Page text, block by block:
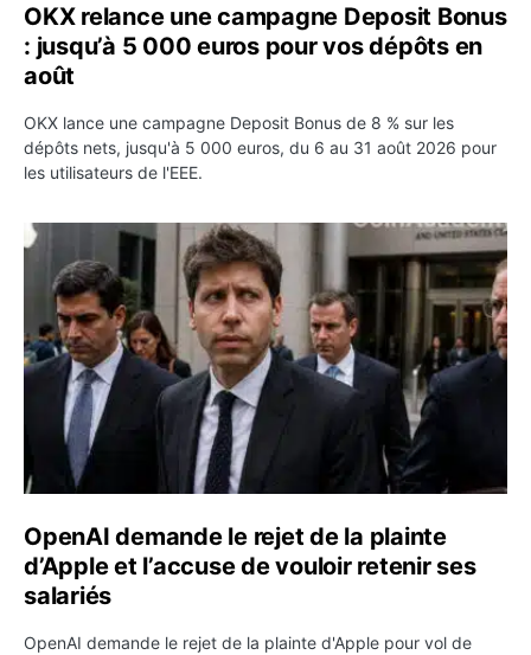
OKX relance une campagne Deposit Bonus
: jusqu’à 5 000 euros pour vos dépôts en
août
OKX lance une campagne Deposit Bonus de 8 % sur les
dépôts nets, jusqu'à 5 000 euros, du 6 au 31 août 2026 pour
les utilisateurs de l'EEE.
OpenAI demande le rejet de la plainte d’Apple et
OpenAI demande le rejet de la plainte
d’Apple et l’accuse de vouloir retenir ses
salariés
OpenAI demande le rejet de la plainte d'Apple pour vol de